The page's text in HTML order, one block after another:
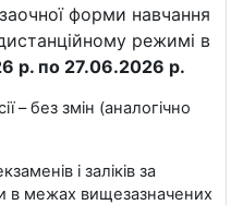
форми навчання
режимі в
р. по 27.06.2026 р.
– без змін (аналогічно
і заліків за
в межах вищезазначених